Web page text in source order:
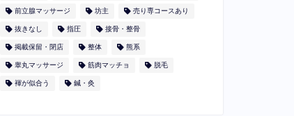
前立腺マッサージ 坊主 売り専コースあり
抜きなし 指圧 接骨・整骨
掲載保留・閉店 整体 熊系
睾丸マッサージ 筋肉マッチョ 脱毛
褌が似合う 鍼・灸